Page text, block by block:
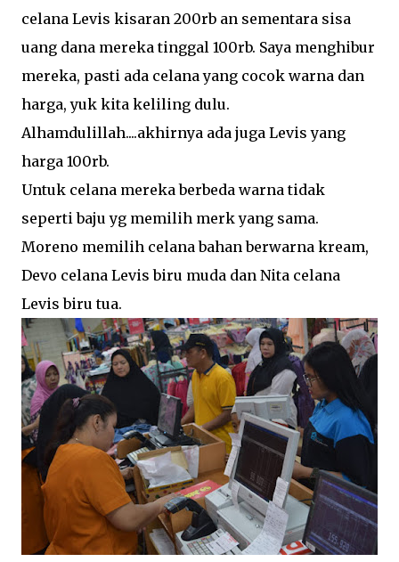
celana Levis kisaran 200rb an sementara sisa
uang dana mereka tinggal 100rb. Saya menghibur
mereka, pasti ada celana yang cocok warna dan
harga, yuk kita keliling dulu.
Alhamdulillah....akhirnya ada juga Levis yang
harga 100rb.
Untuk celana mereka berbeda warna tidak
seperti baju yg memilih merk yang sama.
Moreno memilih celana bahan berwarna kream,
Devo celana Levis biru muda dan Nita celana
Levis biru tua.